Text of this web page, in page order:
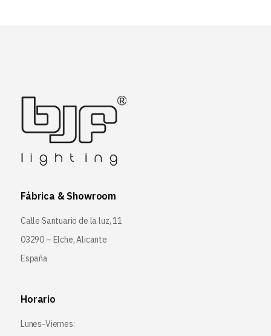
Fábrica & Showroom
Calle Santuario de la luz, 11
03290 – Elche, Alicante
España
Horario
Lunes-Viernes: